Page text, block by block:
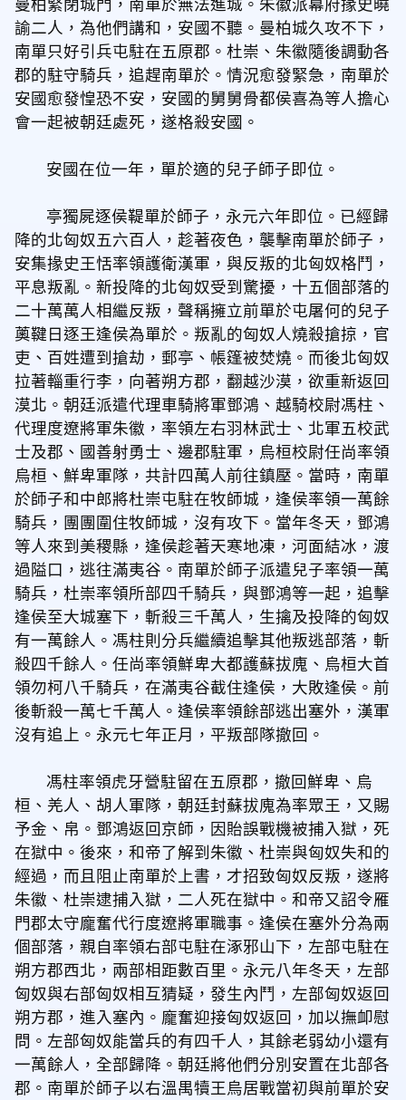
曼柏緊閉城門，南單於無法進城。朱徽派幕府掾史曉
諭二人，為他們講和，安國不聽。曼柏城久攻不下，
南單只好引兵屯駐在五原郡。杜崇、朱徽隨後調動各
郡的駐守騎兵，追趕南單於。情況愈發緊急，南單於
安國愈發惶恐不安，安國的舅舅骨都侯喜為等人擔心
會一起被朝廷處死，遂格殺安國。
安國在位一年，單於適的兒子師子即位。
亭獨屍逐侯鞮單於師子，永元六年即位。已經歸
降的北匈奴五六百人，趁著夜色，襲擊南單於師子，
安集掾史王恬率領護衛漢軍，與反叛的北匈奴格鬥，
平息叛亂。新投降的北匈奴受到驚擾，十五個部落的
二十萬萬人相繼反叛，聲稱擁立前單於屯屠何的兒子
薁鞬日逐王逢侯為單於。叛亂的匈奴人燒殺搶掠，官
吏、百姓遭到搶劫，郵亭、帳篷被焚燒。而後北匈奴
拉著輜重行李，向著朔方郡，翻越沙漠，欲重新返回
漠北。朝廷派遣代理車騎將軍鄧鴻、越騎校尉馮柱、
代理度遼將軍朱徽，率領左右羽林武士、北軍五校武
士及郡、國善射勇士、邊郡駐軍，烏桓校尉任尚率領
烏桓、鮮卑軍隊，共計四萬人前往鎮壓。當時，南單
於師子和中郎將杜崇屯駐在牧師城，逢侯率領一萬餘
騎兵，團團圍住牧師城，沒有攻下。當年冬天，鄧鴻
等人來到美稷縣，逢侯趁著天寒地凍，河面結冰，渡
過隘口，逃往滿夷谷。南單於師子派遣兒子率領一萬
騎兵，杜崇率領所部四千騎兵，與鄧鴻等一起，追擊
逢侯至大城塞下，斬殺三千萬人，生擒及投降的匈奴
有一萬餘人。馮柱則分兵繼續追擊其他叛逃部落，斬
殺四千餘人。任尚率領鮮卑大都護蘇拔廆、烏桓大首
領勿柯八千騎兵，在滿夷谷截住逢侯，大敗逢侯。前
後斬殺一萬七千萬人。逢侯率領餘部逃出塞外，漢軍
沒有追上。永元七年正月，平叛部隊撤回。
馮柱率領虎牙營駐留在五原郡，撤回鮮卑、烏
桓、羌人、胡人軍隊，朝廷封蘇拔廆為率眾王，又賜
予金、帛。鄧鴻返回京師，因貽誤戰機被捕入獄，死
在獄中。後來，和帝了解到朱徽、杜崇與匈奴失和的
經過，而且阻止南單於上書，才招致匈奴反叛，遂將
朱徽、杜崇逮捕入獄，二人死在獄中。和帝又詔令雁
門郡太守龐奮代行度遼將軍職事。逢侯在塞外分為兩
個部落，親自率領右部屯駐在涿邪山下，左部屯駐在
朔方郡西北，兩部相距數百里。永元八年冬天，左部
匈奴與右部匈奴相互猜疑，發生內鬥，左部匈奴返回
朔方郡，進入塞內。龐奮迎接匈奴返回，加以撫卹慰
問。左部匈奴能當兵的有四千人，其餘老弱幼小還有
一萬餘人，全部歸降。朝廷將他們分別安置在北部各
郡。南單於師子以右溫禺犢王烏居戰當初與前單於安